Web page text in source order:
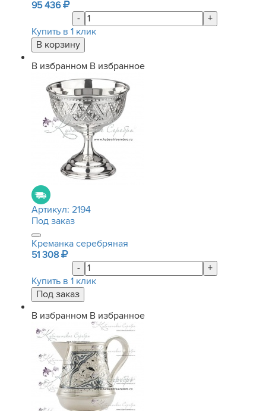
95 436
-
+
Купить в 1 клик
В избранном В избранное
Артикул: 2194
Под заказ
Креманка серебряная
51 308
-
+
Купить в 1 клик
В избранном В избранное